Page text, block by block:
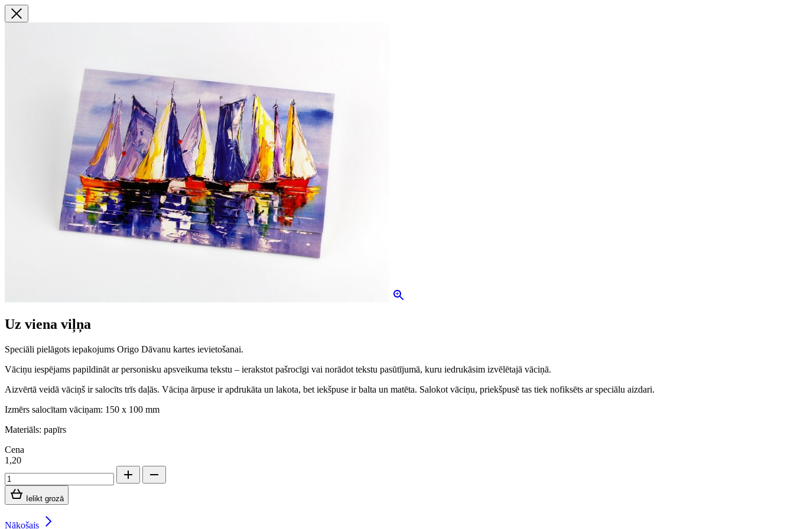
Uz viena viļņa
Speciāli pielāgots iepakojums Origo Dāvanu kartes ievietošanai.
Vāciņu iespējams papildināt ar personisku apsveikuma tekstu – ierakstot pašrocīgi vai norādot tekstu pasūtījumā, kuru iedrukāsim izvēlētajā vāciņā.
Aizvērtā veidā vāciņš ir salocīts trīs daļās. Vāciņa ārpuse ir apdrukāta un lakota, bet iekšpuse ir balta un matēta. Salokot vāciņu, priekšpusē tas tiek nofiksēts ar speciālu aizdari.
Izmērs salocītam vāciņam: 150 x 100 mm
Materiāls: papīrs
Cena
1,20
Ielikt grozā
Nākošais